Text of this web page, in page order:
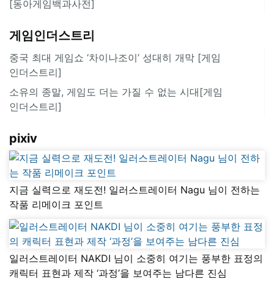
[동아게임백과사전]
게임인더스트리
중국 최대 게임쇼 ‘차이나조이’ 성대히 개막 [게임
인더스트리]
소유의 종말, 게임도 더는 가질 수 없는 시대[게임
인더스트리]
pixiv
지금 실력으로 재도전! 일러스트레이터 Nagu 님이 전하는
작품 리메이크 포인트
일러스트레이터 NAKDI 님이 소중히 여기는 풍부한 표정의
캐릭터 표현과 제작 ‘과정’을 보여주는 남다른 진심